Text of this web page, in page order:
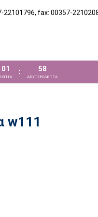
22101796, fax: 00357-
01 : 58
ΔΕΥΤΕΡΟΛΕΠΤΑ
w111